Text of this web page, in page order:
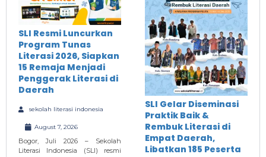
SLI Resmi Luncurkan
Program Tunas
Literasi 2026, Siapkan
15 Remaja Menjadi
Penggerak Literasi di
Daerah
sekolah literasi indonesia
August 7, 2026
Bogor, Juli 2026 – Sekolah
Literasi Indonesia (SLI) resmi
SLI Gelar Diseminasi
Praktik Baik &
Rembuk Literasi di
Empat Daerah,
Libatkan 185 Peserta